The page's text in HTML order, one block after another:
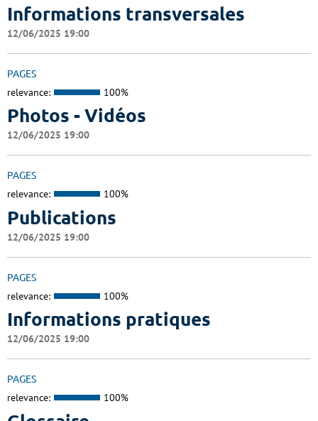
Informations transversales
12/06/2025 19:00
PAGES
relevance: 100%
Photos - Vidéos
12/06/2025 19:00
PAGES
relevance: 100%
Publications
12/06/2025 19:00
PAGES
relevance: 100%
Informations pratiques
12/06/2025 19:00
PAGES
relevance: 100%